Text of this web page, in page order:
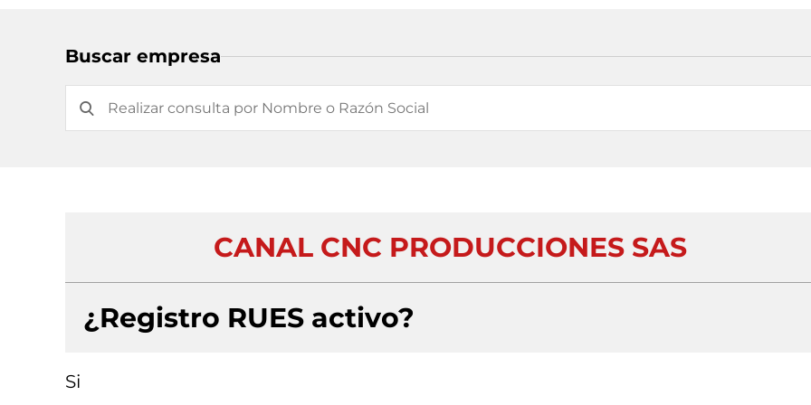
Buscar empresa
CANAL CNC PRODUCCIONES SAS
¿Registro RUES activo?
Si